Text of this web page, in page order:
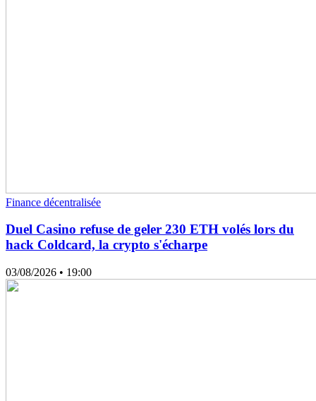
Finance décentralisée
Duel Casino refuse de geler 230 ETH volés lors du
hack Coldcard, la crypto s'écharpe
03/08/2026 • 19:00